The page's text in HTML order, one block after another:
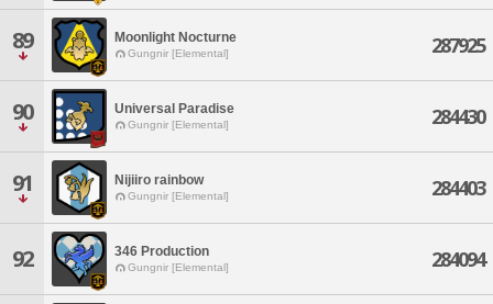
89 Moonlight Nocturne
Gungnir [Elemental] 287925
90 Universal Paradise
Gungnir [Elemental] 284430
91 Nijiiro rainbow
Gungnir [Elemental] 284403
92 346 Production
Gungnir [Elemental] 284094